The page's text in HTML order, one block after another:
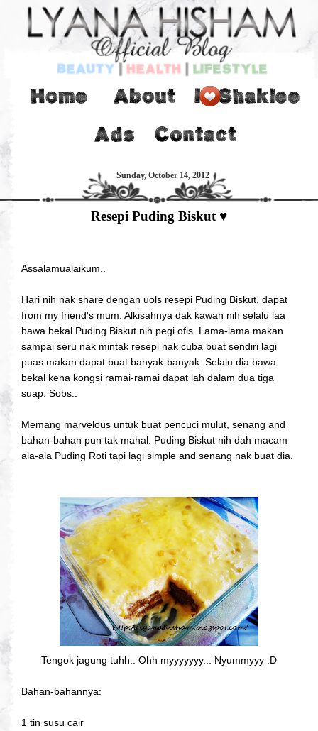
Sunday, October 14, 2012
Resepi Puding Biskut ♥
Assalamualaikum..
Hari nih nak share dengan uols resepi Puding Biskut, dapat
from my friend's mum. Alkisahnya dak kawan nih selalu laa
bawa bekal Puding Biskut nih pegi ofis. Lama-lama makan
sampai seru nak mintak resepi nak cuba buat sendiri lagi
puas makan dapat buat banyak-banyak. Selalu dia bawa
bekal kena kongsi ramai-ramai dapat lah dalam dua tiga
suap. Sobs..
Memang marvelous untuk buat pencuci mulut, senang and
bahan-bahan pun tak mahal. Puding Biskut nih dah macam
ala-ala Puding Roti tapi lagi simple and senang nak buat dia.
Tengok jagung tuhh.. Ohh myyyyyyy... Nyummyyy :D
Bahan-bahannya:
1 tin susu cair